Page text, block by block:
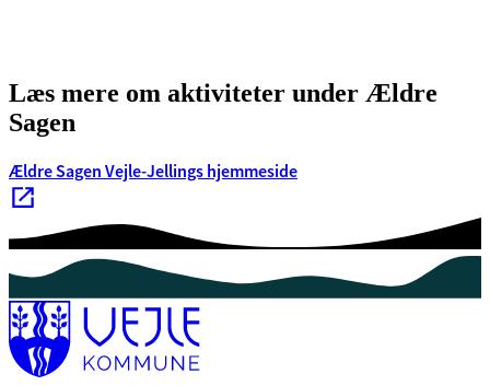
Læs mere om aktiviteter under Ældre
Sagen
Ældre Sagen Vejle-Jellings hjemmeside